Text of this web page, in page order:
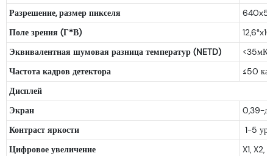
Разрешение, размер пикселя
Поле зрения (Г*В)
Эквивалентная шумовая разница температур (NETD)
<35мК
Частота кадров детектора
≤50
Дисплей
Экран
0,39-
Контраст яркости
1-5
Цифровое увеличение
X1, X2,